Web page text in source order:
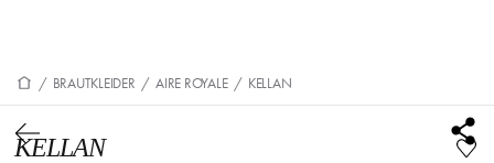
/ BRAUTKLEIDER / AIRE ROYALE / KELLAN
KELLAN